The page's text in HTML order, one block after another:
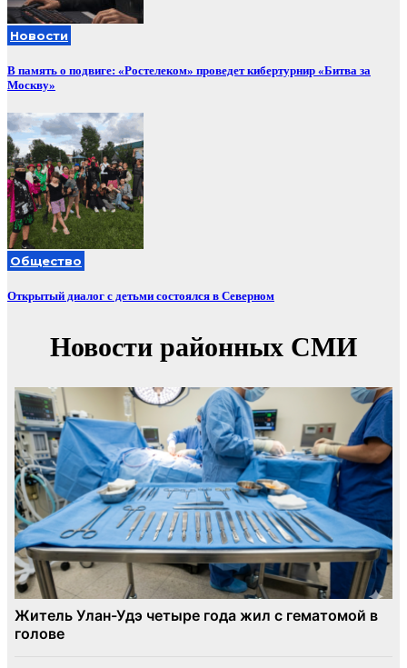
Новости
В память о подвиге: «Ростелеком» проведет кибертурнир «Битва за
Москву»
Общество
Открытый диалог с детьми состоялся в Северном